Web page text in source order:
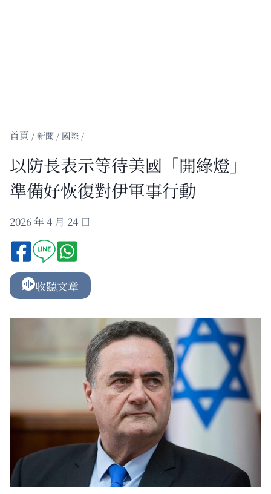
/新聞 / 國際 /
以防長表示等待美國「開綠燈」
準備好恢復對伊軍事行動
2026 年 4 月 24 日
收聽文章